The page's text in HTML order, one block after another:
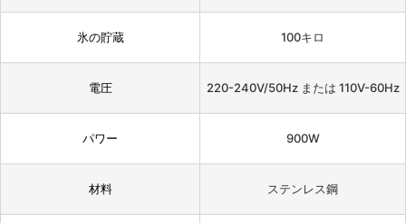
氷の貯蔵 100キロ
電圧 220-240V/50Hz または 110V-60Hz
パワー 900W
材料 ステンレス鋼